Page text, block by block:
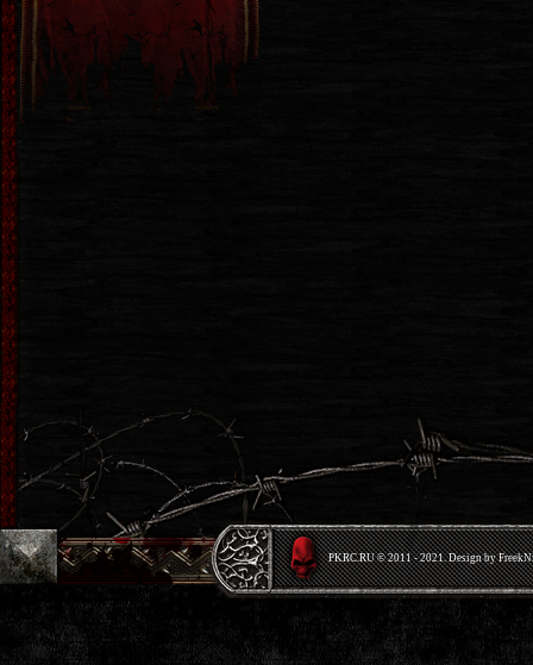
PKRС.RU © 2011 - 2021. Design by